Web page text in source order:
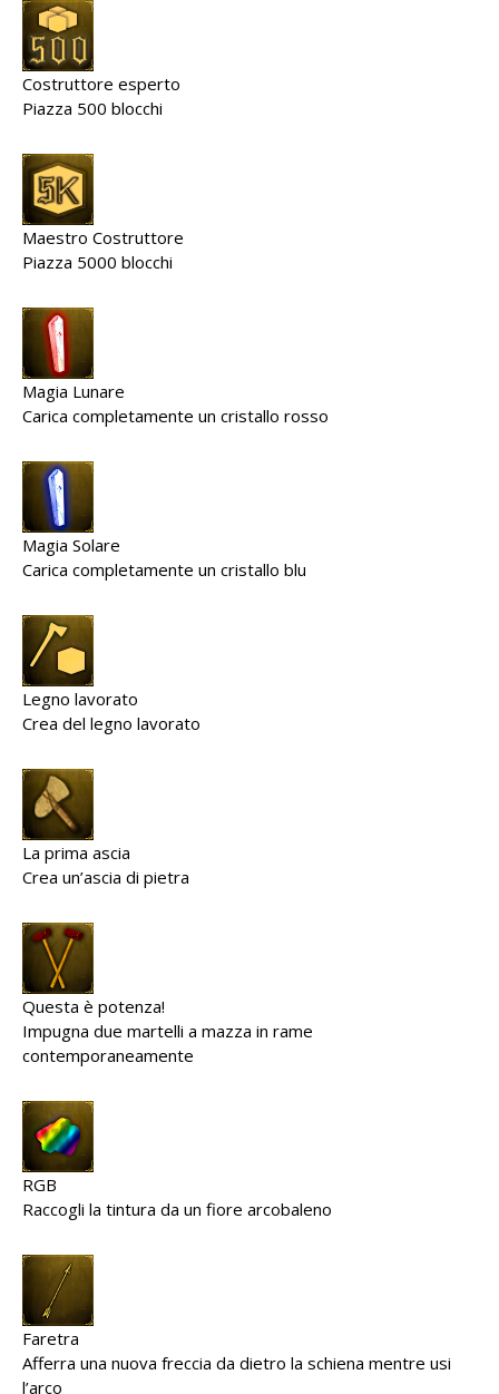
Costruttore esperto
Piazza 500 blocchi
Maestro Costruttore
Piazza 5000 blocchi
Magia Lunare
Carica completamente un cristallo rosso
Magia Solare
Carica completamente un cristallo blu
Legno lavorato
Crea del legno lavorato
La prima ascia
Crea un’ascia di pietra
Questa è potenza!
Impugna due martelli a mazza in rame
contemporaneamente
RGB
Raccogli la tintura da un fiore arcobaleno
Faretra
Afferra una nuova freccia da dietro la schiena mentre usi
l’arco